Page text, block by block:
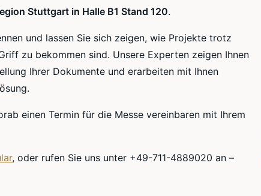
Stuttgart in Halle B1 Stand 120.
und lassen Sie sich zeigen, wie Projekte trotz
zu bekommen sind. Unsere Experten zeigen Ihnen
Ihrer Dokumente und erarbeiten mit Ihnen
einen Termin für die Messe vereinbaren mit Ihrem
, oder rufen Sie uns unter +49-711-4889020 an –